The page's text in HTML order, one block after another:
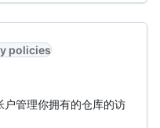
policies
管理你拥有的仓库的访